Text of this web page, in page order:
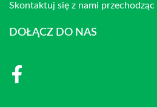
Skontaktuj się z nami
DOŁĄCZ DO NAS